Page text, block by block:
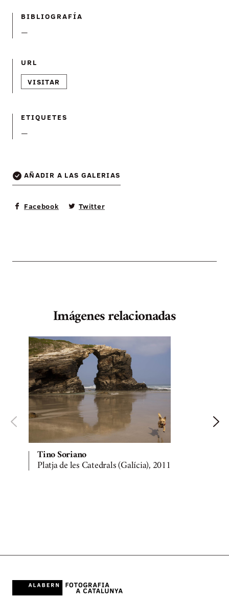
BIBLIOGRAFÍ­A
—
URL
VISITAR
ETIQUETES
—
AÑADIR A LAS GALERIAS
Facebook Twitter
Imágenes relacionadas
Tino Soriano
Platja de les Catedrals (Galícia), 2011